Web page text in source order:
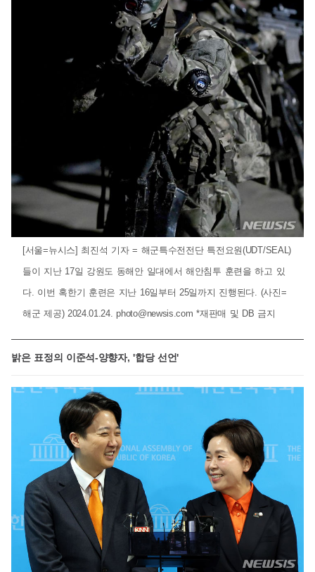
[서울=뉴시스] 최진석 기자 = 해군특수전전단 특전요원(UDT/SEAL)
들이 지난 17일 강원도 동해안 일대에서 해안침투 훈련을 하고 있
다. 이번 혹한기 훈련은 지난 16일부터 25일까지 진행된다. (사진=
해군 제공) 2024.01.24.photo@newsis.com *재판매 및 DB 금지
밝은 표정의 이준석-양향자, '합당 선언'